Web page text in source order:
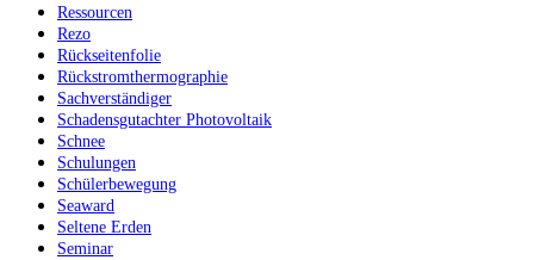
Ressourcen
Rezo
Rückseitenfolie
Rückstromthermographie
Sachverständiger
Schadensgutachter Photovoltaik
Schnee
Schulungen
Schülerbewegung
Seaward
Seltene Erden
Seminar